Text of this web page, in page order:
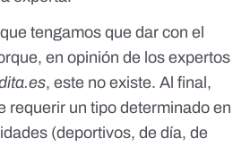
tengamos que dar con el
en opinión de los expertos
, este no existe. Al final,
requerir un tipo determinado en
(deportivos, de día, de